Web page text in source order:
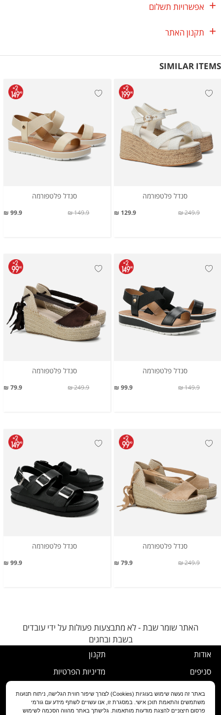
אפשרויות תשלום
תקנון האתר
SIMILAR ITEMS
סנדל פלטפורמה
129.9 ₪ 249.9 ₪
סנדל פלטפורמה
99.9 ₪ 149.9 ₪
סנדל פלטפורמה
99.9 ₪ 149.9 ₪
סנדל פלטפורמה
79.9 ₪ 249.9 ₪
סנדל פלטפורמה
79.9 ₪ 249.9 ₪
סנדל פלטפורמה
99.9 ₪
האתר שומר שבת - לא מתבצעות פעולות על ידי עובדים
בשבת ובחגים
אודות
סניפים
שירות לקוחות
תקנון
מדיניות הפרטיות
נוהל ביטול עסקה
מדיניות החלפה/החזרה/ביטול
באתר זה נעשה שימוש בעוגיות (Cookies) לצורך שיפור חווית הגלישה, ניתוח תנועות
משתמשים והתאמת תוכן אישי. במסגרת זו, אנו עשויים לשתף מידע עם גורמי
פרסום חיצוניים להצגת מודעות מותאמות. גלישתך באתר מהווה הסכמה לשימוש